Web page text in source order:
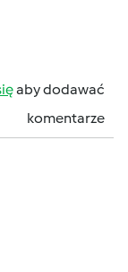
aby dodawać
komentarze